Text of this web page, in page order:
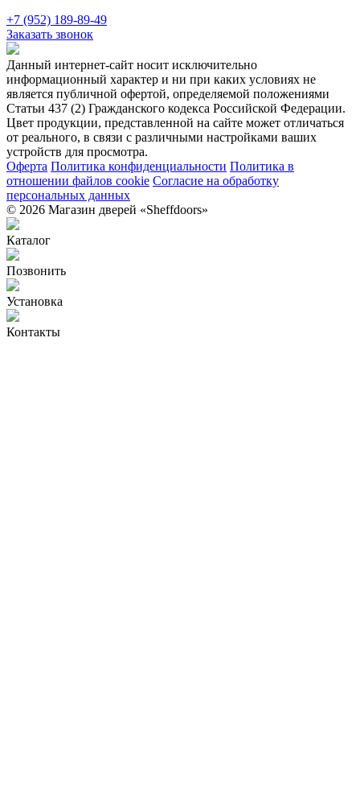
+7 (952) 189-89-49
Заказать звонок
Данный интернет-сайт носит исключительно
информационный характер и ни при каких условиях не
является публичной офертой, определяемой положениями
Статьи 437 (2) Гражданского кодекса Российской Федерации.
Цвет продукции, представленной на сайте может отличаться
от реального, в связи с различными настройками ваших
устройств для просмотра.
Оферта Политика конфиденциальности Политика в
отношении файлов cookie Согласие на обработку
персональных данных
© 2026 Магазин дверей «Sheffdoors»
Каталог
Позвонить
Установка
Контакты